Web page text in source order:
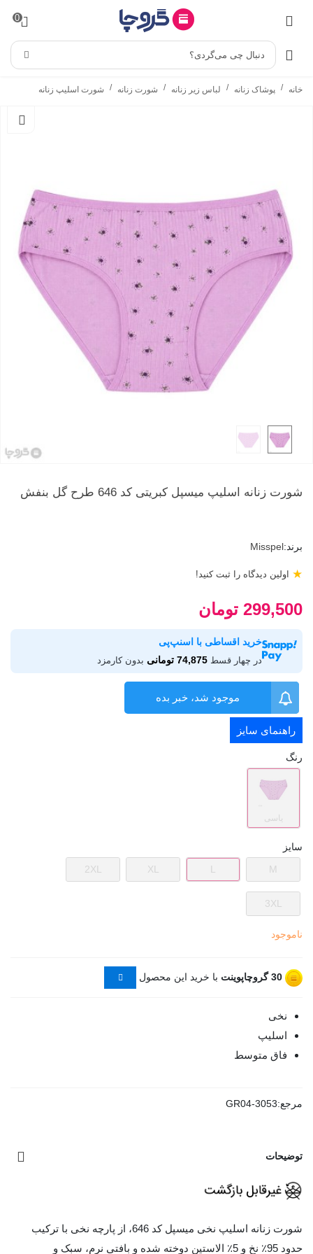
0
دنبال چی می‌گردی؟
خانه / پوشاک زنانه / لباس زیر زنانه / شورت زنانه / شورت اسلیپ زنانه
شورت زنانه اسلیپ میسپل کبریتی کد 646 طرح گل بنفش
برند:Misspel
اولین دیدگاه را ثبت کنید! ★
299,500 تومان
خرید اقساطی با اسنپ‌پی
در چهار قسط 74,875 تومانی بدون کارمزد
موجود شد، خبر بده
راهنمای سایز
رنگ
یاسی
سایز
M
L
XL
2XL
3XL
ناموجود
30گروچاپوینت با خرید این محصول
نخی
اسلیپ
فاق متوسط
مرجع:GR04-3053
توضیحات
شورت زنانه اسلیپ نخی میسپل کد 646، از پارچه نخی با ترکیب
حدود 95٪ نخ و 5٪ الاستین دوخته شده و بافتی نرم، سبک و